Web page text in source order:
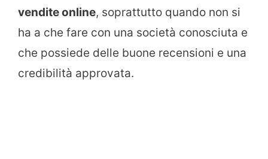
vendite online, soprattutto quando non si
ha a che fare con una società conosciuta e
che possiede delle buone recensioni e una
credibilità approvata.